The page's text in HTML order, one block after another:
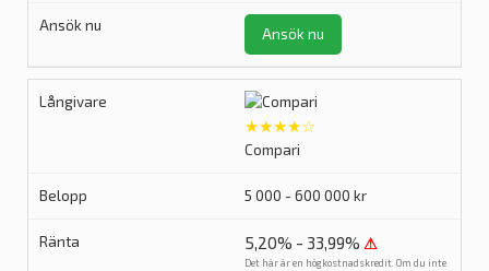
Ansök nu
★★★★☆
Compari
5 000 - 600 000 kr
5,20% - 33,99% ⚠
Det här är en högkostnadskredit. Om du inte